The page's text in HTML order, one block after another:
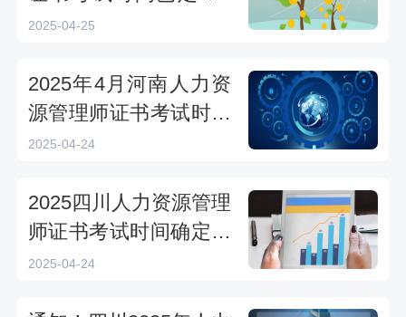
月27日开考，速看报名
2025-04-25
2025年4月河南人力资
源管理师证书考试时间
定了！4月26—27日
2025-04-24
2025四川人力资源管理
师证书考试时间确定：
三四级4月26日开考，
2025-04-24